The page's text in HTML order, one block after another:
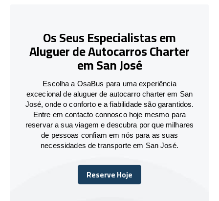
Os Seus Especialistas em
Aluguer de Autocarros Charter
em San José
Escolha a OsaBus para uma experiência
excecional de aluguer de autocarro charter em San
José, onde o conforto e a fiabilidade são garantidos.
Entre em contacto connosco hoje mesmo para
reservar a sua viagem e descubra por que milhares
de pessoas confiam em nós para as suas
necessidades de transporte em San José.
Reserve Hoje
Reserve Hoje